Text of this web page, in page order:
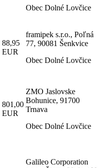
Obec Dolné Lovčice
88,95
EUR
framipek s.r.o., Poľná
77, 90081 Šenkvice
Obec Dolné Lovčice
801,00
EUR
ZMO Jaslovske
Bohunice, 91700
Trnava
Obec Dolné Lovčice
Galileo Corporation